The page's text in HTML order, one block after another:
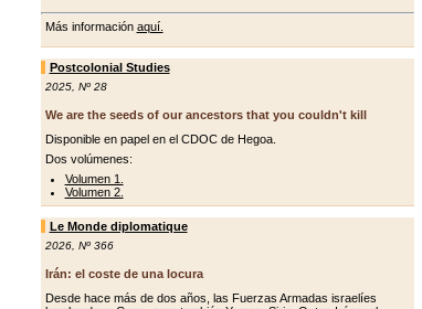
Más información aquí.
Postcolonial Studies
2025, Nº 28
We are the seeds of our ancestors that you couldn't kill
Disponible en papel en el CDOC de Hegoa.
Dos volúmenes:
Volumen 1.
Volumen 2.
Le Monde diplomatique
2026, Nº 366
Irán: el coste de una locura
Desde hace más de dos años, las Fuerzas Armadas israelíes